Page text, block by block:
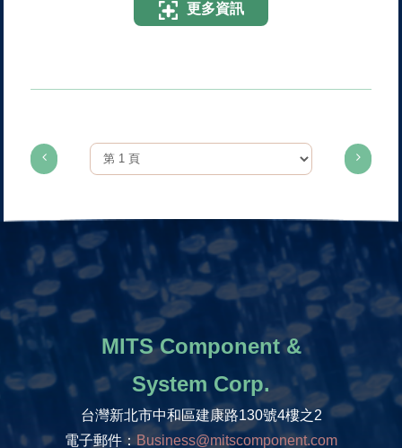
更多資訊
MITS Component &
System Corp.
台灣新北市中和區建康路130號4樓之2
電子郵件： Business@mitscomponent.com